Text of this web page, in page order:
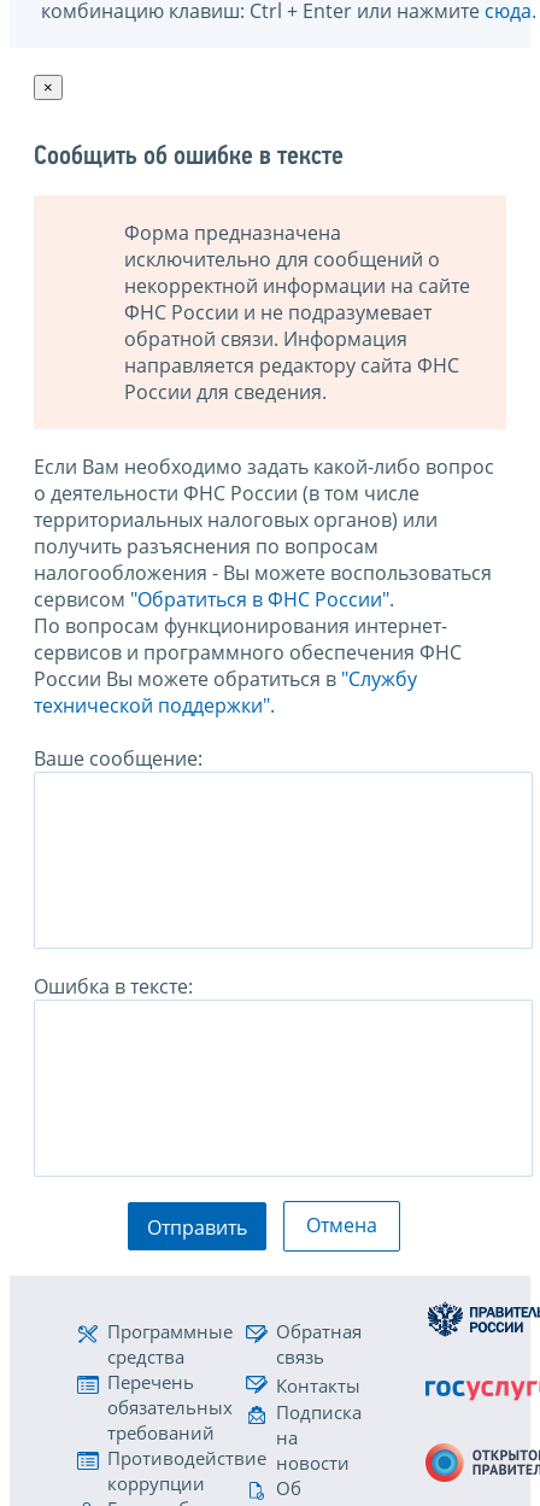
комбинацию клавиш: Ctrl + Enter или нажмите сюда.
×
Сообщить об ошибке в тексте
Форма предназначена
исключительно для сообщений о
некорректной информации на сайте
ФНС России и не подразумевает
обратной связи. Информация
направляется редактору сайта ФНС
России для сведения.
Если Вам необходимо задать какой-либо вопрос
о деятельности ФНС России (в том числе
территориальных налоговых органов) или
получить разъяснения по вопросам
налогообложения - Вы можете воспользоваться
сервисом "Обратиться в ФНС России".
По вопросам функционирования интернет-
сервисов и программного обеспечения ФНС
России Вы можете обратиться в "Службу
технической поддержки".
Ваше сообщение:
Ошибка в тексте:
Отправить Отмена
Программные
средства
Перечень
обязательных
требований
Противодействие
коррупции
Обратная
связь
Контакты
Подписка
на
новости
Об